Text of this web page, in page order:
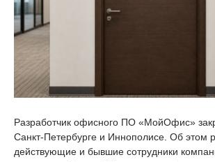
Разработчик офисного ПО «МойОфис»
Санкт-Петербурге и Иннополисе. Об этом
действующие и бывшие сотрудники